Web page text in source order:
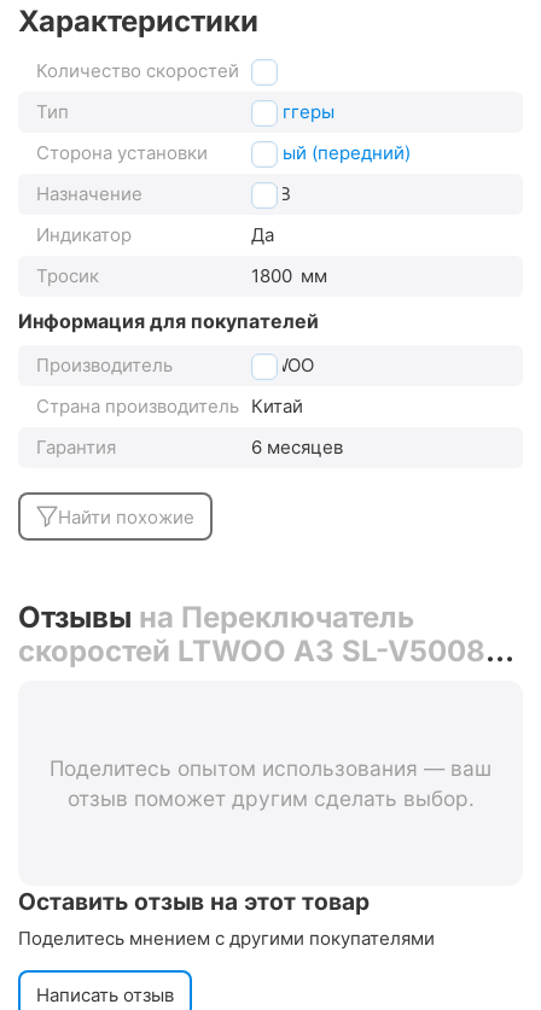
Характеристики
Количество скоростей 3
Тип
триггеры
Сторона установки
левый (передний)
Назначение
MTB
Индикатор
Да
Тросик
1800 мм
Информация для покупателей
Производитель
LTWOO
Страна производитель Китай
Гарантия
6 месяцев
Найти похожие
Отзывы на Переключатель
скоростей LTWOO A3 SL-V5008-
Поделитесь опытом использования — ваш
отзыв поможет другим сделать выбор.
Оставить отзыв на этот товар
Поделитесь мнением с другими покупателями
Написать отзыв